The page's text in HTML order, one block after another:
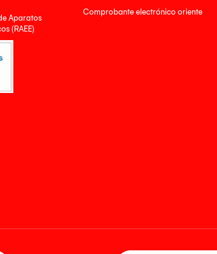
Aparatos
(RAEE)
Comprobante electrónico oriente